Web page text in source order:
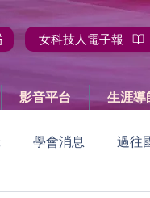
女科技人電子報
影音平台 生涯導
學會消息 過往